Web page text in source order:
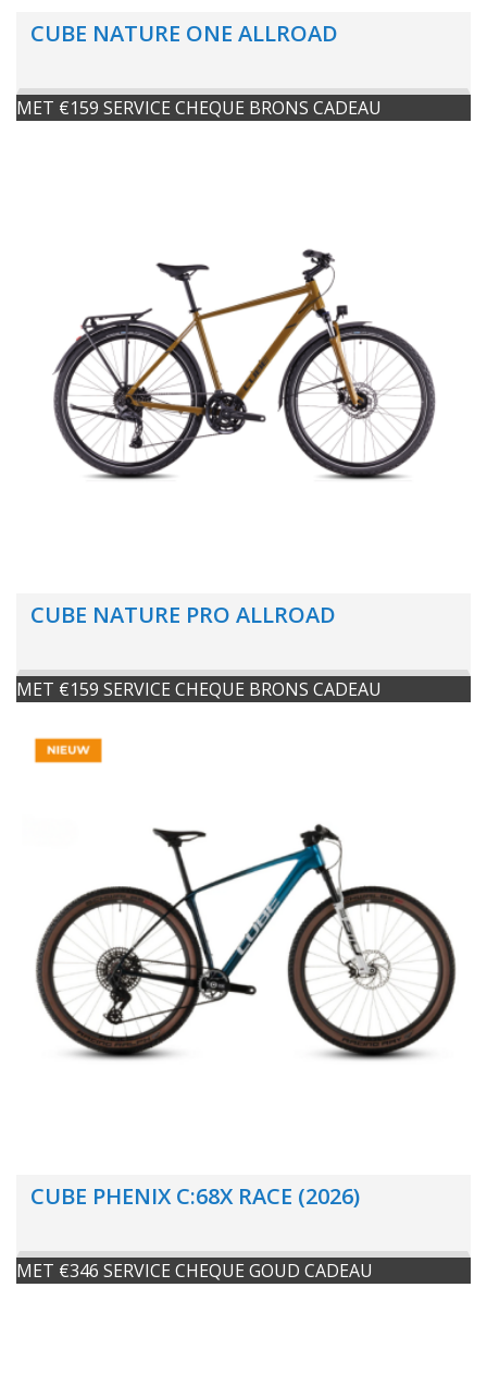
CUBE NATURE ONE ALLROAD
MET €159 SERVICE CHEQUE BRONS CADEAU
CUBE NATURE PRO ALLROAD
MET €159 SERVICE CHEQUE BRONS CADEAU
CUBE PHENIX C:68X RACE (2026)
MET €346 SERVICE CHEQUE GOUD CADEAU